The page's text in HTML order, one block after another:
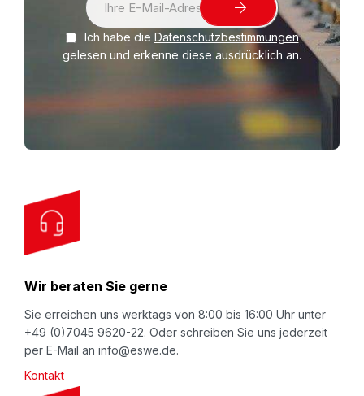
o
O
u
r
e
w
s
e
Ich habe die Datenschutzbestimmungen
gelesen und erkenne diese ausdrücklich an.
Wir beraten Sie gerne
Sie erreichen uns werktags von 8:00 bis 16:00 Uhr unter
+49 (0)7045 9620-22. Oder schreiben Sie uns jederzeit
per E-Mail an info@eswe.de.
Kontakt